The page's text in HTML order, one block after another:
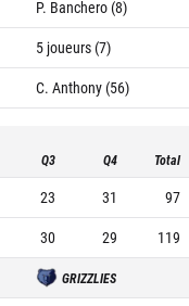
P. Banchero (8)
5 joueurs (7)
C. Anthony (56)
Q3 Q4 Total
23 31
97
30 29 119
GRIZZLIES